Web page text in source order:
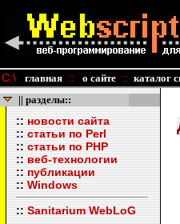
C:\ главная :: о сайте :: каталог
|| разделы::
::новости сайта
::статьи по Perl
::статьи по PHP
::веб-технологии
::публикации
::Windows
::Sanitarium WebLoG